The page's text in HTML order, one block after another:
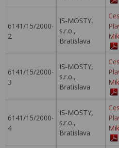
6141/15/2000-
2
IS-MOSTY,
s.r.o.,
Bratislava
6141/15/2000-
3
IS-MOSTY,
s.r.o.,
Bratislava
6141/15/2000-
4
IS-MOSTY,
s.r.o.,
Bratislava